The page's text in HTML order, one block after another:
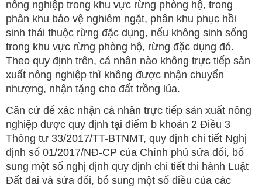
nông nghiệp trong khu vực rừng phòng hộ, trong
phân khu bảo vệ nghiêm ngặt, phân khu phục hồi
sinh thái thuộc rừng đặc dụng, nếu không sinh sống
trong khu vực rừng phòng hộ, rừng đặc dụng đó.
Theo quy định trên, cá nhân nào không trực tiếp sản
xuất nông nghiệp thì không được nhận chuyển
nhượng, nhận tặng cho đất trồng lúa.
Căn cứ để xác nhận cá nhân trực tiếp sản xuất nông
nghiệp được quy định tại điểm b khoản 2 Điều 3
Thông tư 33/2017/TT-BTNMT, quy định chi tiết Nghị
định số 01/2017/NĐ-CP của Chính phủ sửa đổi, bổ
sung một số nghị định quy định chi tiết thi hành Luật
Đất đai và sửa đổi, bổ sung một số điều của các